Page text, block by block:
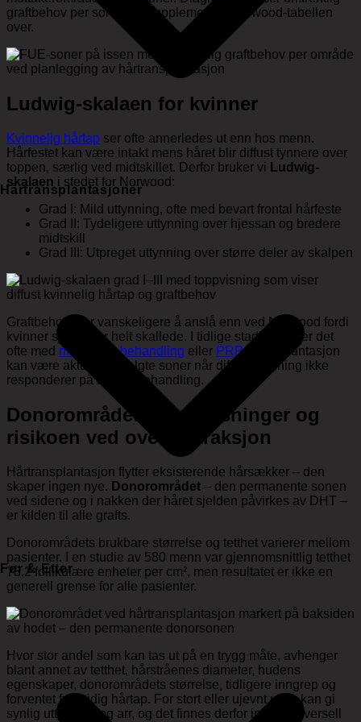
Hårtransplantasjoner
Før & Etter
graftbehov per sone – et supplement til Norwood-tabellen
over.
Ludwig-skalaen for kvinner
Kvinnelig hårtap ser ofte annerledes ut enn hos menn.
Hårfestet kan være intakt mens håret blir diffust tynnere over
toppen, særlig ved midtskillet. Derfor bruker vi Ludwig-
skalaen i stedet for Norwood:
Grad I: Mild uttynning, ofte med bevart frontal hårfeste
Grad II: Tydeligere uttynning over hjessan og bredere
midtskill
Grad III: Utpreget uttynning over større deler av skalpen
Graftbehovet er vanskeligere å anslå enn ved Norwood fordi
kvinner sjelden er helt skallede. I tidlige stadier holder det
ofte med medisinsk behandling eller PRP. Transplantasjon
kan være aktuelt i utvalgte soner når diffus uttynning ikke
responderer på annen behandling.
Donorområdets begrensninger og
risikoen ved overekstraksjon
Hårtransplantasjon flytter eksisterende hårsækker – den
skaper ingen nye. Donorområdet – den permanente sonen
ved sidene og i nakken der håret sjelden påvirkes av DHT –
er kilden til alle grafts.
Donorområdets brukbare størrelse og tetthet varierer mellom
pasienter. I en studie av 580 menn var gjennomsnittlig tetthet
78,2 follikulære enheter per cm², men resultatet er ikke en
generell grense for alle pasienter.
Hvor stor andel som kan tas ut på en trygg måte, avhenger
blant annet av tetthet, hårstråenes diameter, hudens
egenskaper, donorområdets størrelse, tidligere inngrep og
forventet fremtidig hårtap. For stort eller ujevnt uttak kan gi
synlig uttynning og arr, og det finnes derfor ingen universell